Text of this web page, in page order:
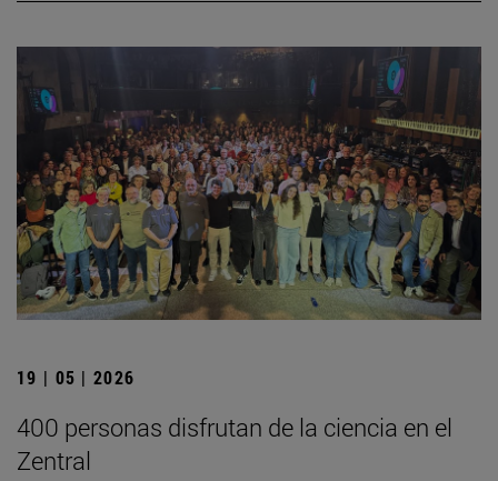
19 | 05 | 2026
400 personas disfrutan de la ciencia en el
Zentral